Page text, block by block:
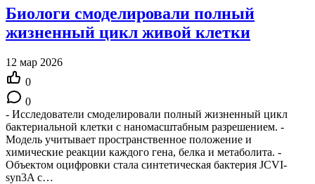
Биологи смоделировали полный
жизненный цикл живой клетки
12 мар 2026
0
0
- Исследователи смоделировали полный жизненный цикл
бактериальной клетки с наномасштабным разрешением. -
Модель учитывает пространственное положение и
химические реакции каждого гена, белка и метаболита. -
Объектом оцифровки стала синтетическая бактерия JCVI-
syn3A с…